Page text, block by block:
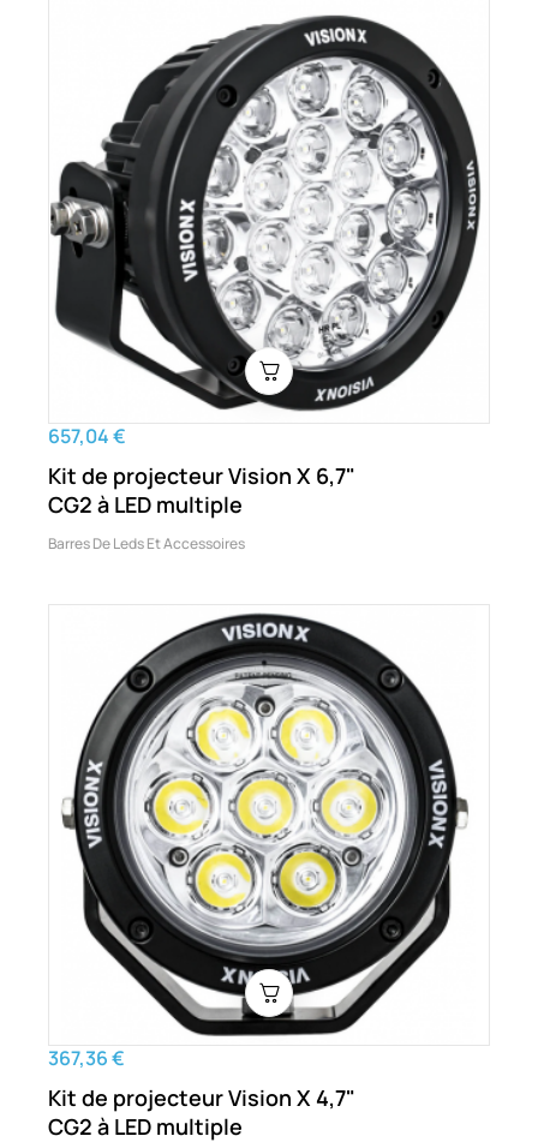
657,04 €
Kit de projecteur Vision X 6,7"
CG2 à LED multiple
Barres De Leds Et Accessoires
367,36 €
Kit de projecteur Vision X 4,7"
CG2 à LED multiple